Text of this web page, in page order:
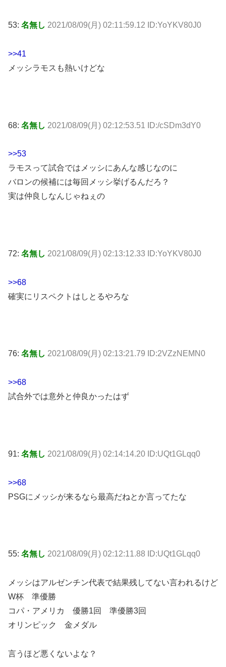
53: 名無し 2021/08/09(月) 02:11:59.12 ID:YoYKV80J0
>>41
メッシラモスも熱いけどな
68: 名無し 2021/08/09(月) 02:12:53.51 ID:/cSDm3dY0
>>53
ラモスって試合ではメッシにあんな感じなのに
バロンの候補には毎回メッシ挙げるんだろ？
実は仲良しなんじゃねぇの
72: 名無し 2021/08/09(月) 02:13:12.33 ID:YoYKV80J0
>>68
確実にリスペクトはしとるやろな
76: 名無し 2021/08/09(月) 02:13:21.79 ID:2VZzNEMN0
>>68
試合外では意外と仲良かったはず
91: 名無し 2021/08/09(月) 02:14:14.20 ID:UQt1GLqq0
>>68
PSGにメッシが来るなら最高だねとか言ってたな
55: 名無し 2021/08/09(月) 02:12:11.88 ID:UQt1GLqq0
メッシはアルゼンチン代表で結果残してない言われるけど
W杯 準優勝
コパ・アメリカ 優勝1回 準優勝3回
オリンピック 金メダル
言うほど悪くないよな？